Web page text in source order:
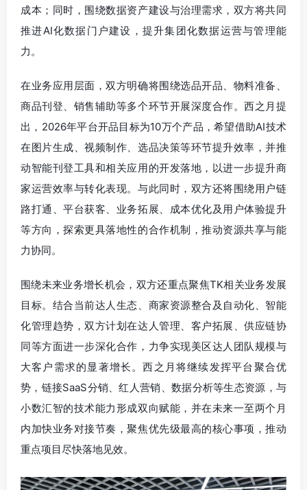
成本；同时，围绕数据资产建设与治理需求，双方将共同
推进AI化数据门户建设，提升集团化数据运营与管理能
力。
在业务应用层面，双方明确将围绕选品开品、物料准备、
商品刊登、销售辅助等多个环节开展深度合作。西之月提
出，2026年平台开品目标为10万个产品，希望借助AI技术
在图片生成、视频制作、选品决策等环节提升效率，并推
动智能刊登工具和相关应用的开发落地，以进一步提升商
家运营效率与转化表现。与此同时，双方还将围绕用户链
路打通、平台获客、业务拓展、成本优化及用户体验提升
等方向，探索更具落地性的合作机制，推动资源共享与能
力协同。
围绕未来业务增长机会，双方还重点聚焦TK相关业务发展
目标。结合当前达人生态、商家资源整合及自动化、智能
化管理趋势，双方计划在达人管理、客户拓展、供应链协
同等方面进一步深化合作，力争实现美区达人团队规模与
大客户需求的显著增长。西之月将继续发挥平台聚合优
势，链接SaaS分销、红人营销、数据分析等生态资源，与
小数汇智的技术能力形成双向赋能，并在未来一至两个月
内加快业务对接节奏，聚焦优先级最高的核心事项，推动
重点项目尽快落地见效。